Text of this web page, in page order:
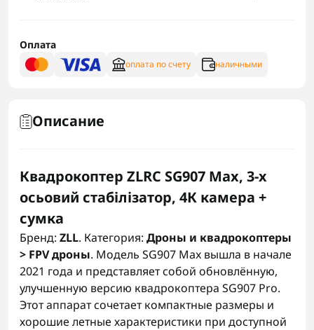
Оплата
оплата по счету наличными
Описание
Квадрокоптер ZLRC SG907 Max, 3-х
осьовий стабілізатор, 4К камера +
сумка
Бренд: ZLL. Категория: Дроны и квадрокоптеры
> FPV дроны. Модель SG907 Max вышла в начале
2021 года и представляет собой обновлённую,
улучшенную версию квадрокоптера SG907 Pro.
Этот аппарат сочетает компактные размеры и
хорошие летные характеристики при доступной